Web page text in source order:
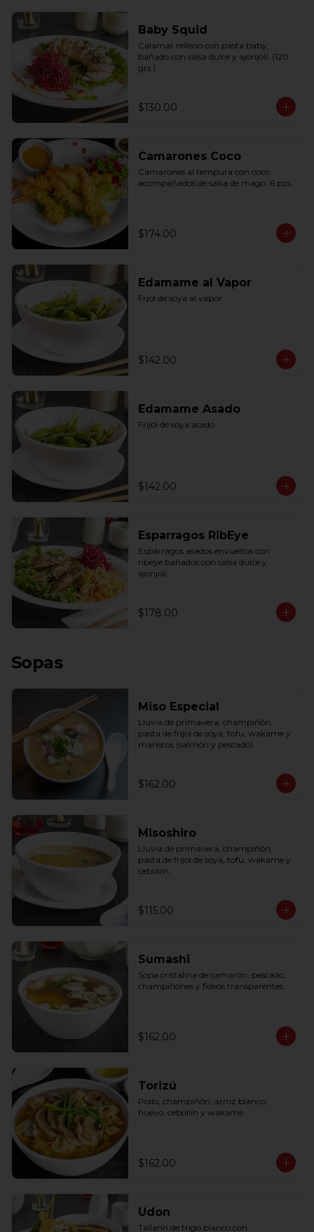
Baby Squid
Calamar relleno con pasta baby,
bañado con salsa dulce y ajonjolí. (120
grs.)
$130.00
Camarones Coco
Camarones al tempura con coco
acompañados de salsa de mago. 6 pzs.
$174.00
Edamame al Vapor
Frjol de soya al vapor
$142.00
Edamame Asado
Frijol de soya asado
$142.00
Esparragos RibEye
Espárragos asados envueltos con
ribeye bañados con salsa dulce y
ajonjolí.
$178.00
Sopas
Miso Especial
Lluvia de primavera, champiñón,
pasta de frijol de soya, tofu, wakame y
mariscos (salmón y pescado).
$162.00
Misoshiro
Lluvia de primavera, champiñón,
pasta de frijol de soya, tofu, wakame y
cebollín.
$115.00
Sumashi
Sopa cristalina de camarón, pescado,
champiñones y fideos transparentes.
$162.00
Torizú
Pollo, champiñón, arroz blanco,
huevo, cebollín y wakame.
$162.00
Udon
Tallarín de trigo blanco con